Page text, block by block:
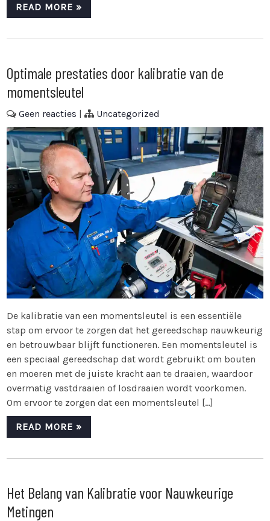
READ MORE »
Optimale prestaties door kalibratie van de
momentsleutel
Geen reacties | Uncategorized
De kalibratie van een momentsleutel is een essentiële
stap om ervoor te zorgen dat het gereedschap nauwkeurig
en betrouwbaar blijft functioneren. Een momentsleutel is
een speciaal gereedschap dat wordt gebruikt om bouten
en moeren met de juiste kracht aan te draaien, waardoor
overmatig vastdraaien of losdraaien wordt voorkomen.
Om ervoor te zorgen dat een momentsleutel […]
READ MORE »
Het Belang van Kalibratie voor Nauwkeurige
Metingen